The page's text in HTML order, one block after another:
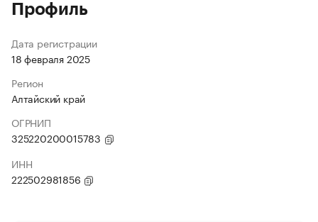
Профиль
Дата регистрации
18 февраля 2025
Регион
Алтайский край
ОГРНИП
325220200015783
ИНН
222502981856